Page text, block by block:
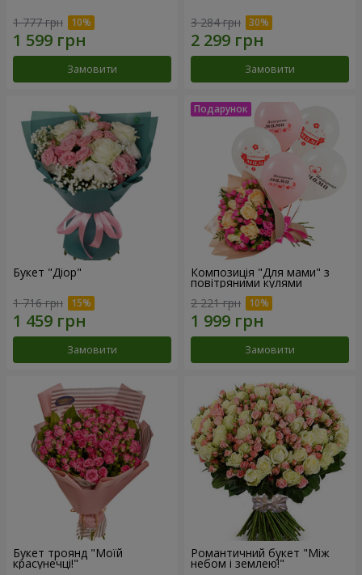
1 777 грн
Замовити
3 284 грн
Замовити
Букет "Діор"
1 716 грн
Замовити
Композиція "Для мами" з
повітряними кулями
2 221 грн
Замовити
Букет троянд "Моїй
красунечці!"
Романтичний букет "Між
небом і землею!"